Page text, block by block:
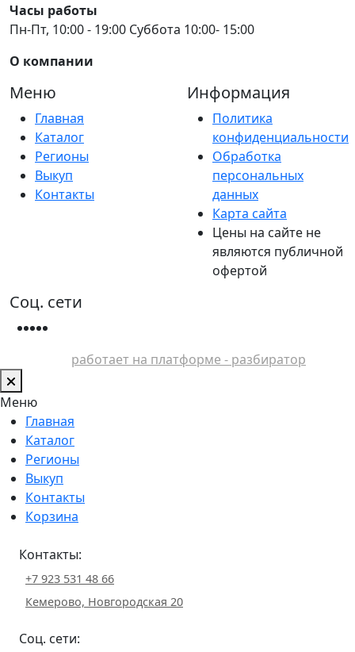
Часы работы
Пн-Пт, 10:00 - 19:00 Суббота 10:00- 15:00
О компании
Меню
Главная
Каталог
Регионы
Выкуп
Контакты
Информация
Политика
конфиденциальности
Обработка
персональных
данных
Карта сайта
Цены на сайте не
являются публичной
офертой
Соц. сети
работает на платформе - разбиратор
Меню
Главная
Каталог
Регионы
Выкуп
Контакты
Корзина
Контакты:
+7 923 531 48 66
Кемерово, Новгородская 20
Соц. сети: